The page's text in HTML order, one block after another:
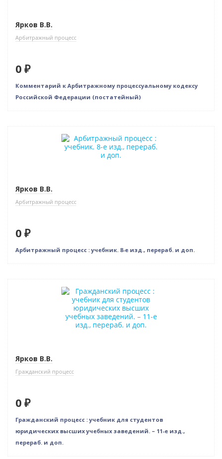
Ярков В.В.
Арбитражный процесс
0 ₽
Комментарий к Арбитражному процессуальному кодексу
Российской Федерации (постатейный)
Ярков В.В.
Арбитражный процесс
0 ₽
Арбитражный процесс : учебник. 8-е изд., перераб. и доп.
Нет в наличии
Ярков В.В.
Гражданский процесс
0 ₽
Гражданский процесс : учебник для студентов
юридических высших учебных заведений. – 11-е изд.,
перераб. и доп.